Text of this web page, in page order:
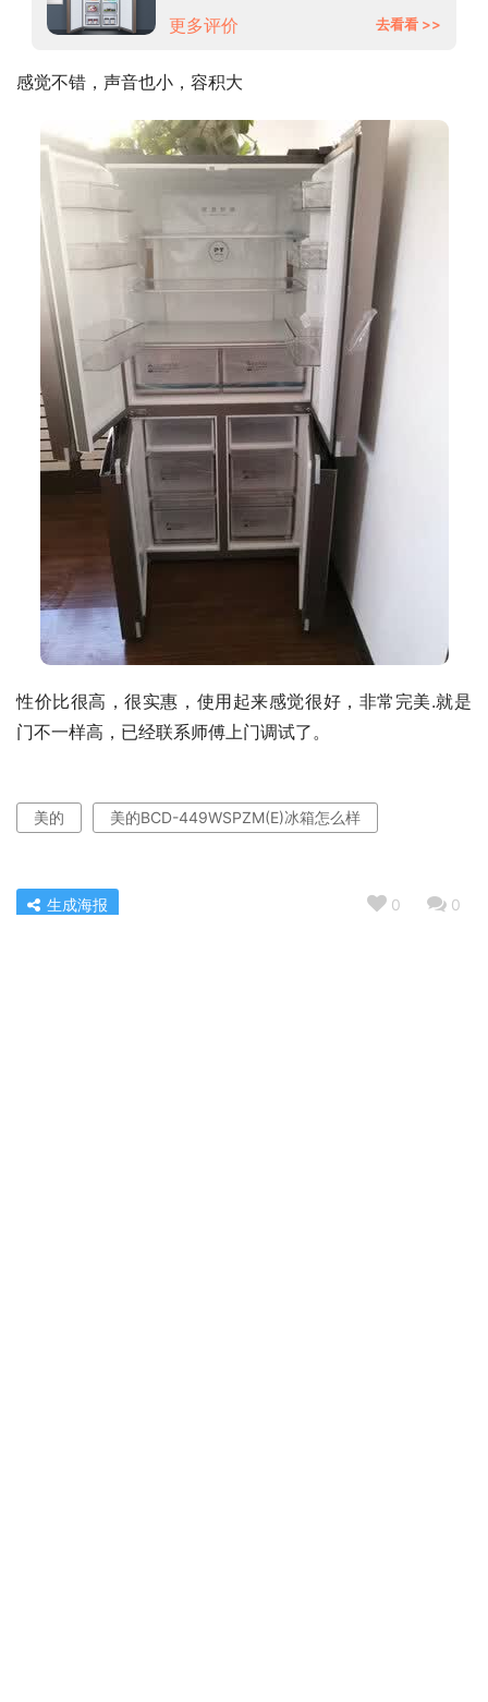
更多评价
去看看 >>
感觉不错，声音也小，容积大
性价比很高，很实惠，使用起来感觉很好，非常完美.就是
门不一样高，已经联系师傅上门调试了。
美的 美的BCD-449WSPZM(E)冰箱怎么样
0 0
生成海报